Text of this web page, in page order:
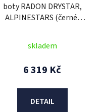
boty RADON DRYSTAR,
ALPINESTARS (černé)
skladem
6 319 Kč
DETAIL